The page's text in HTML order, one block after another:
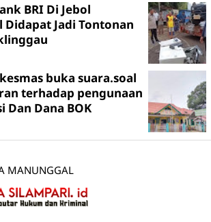
BRI Di Jebol
Didapat Jadi Tontonan
buka suara.soal
terhadap pengunaan
Dan Dana BOK
MANUNGGAL